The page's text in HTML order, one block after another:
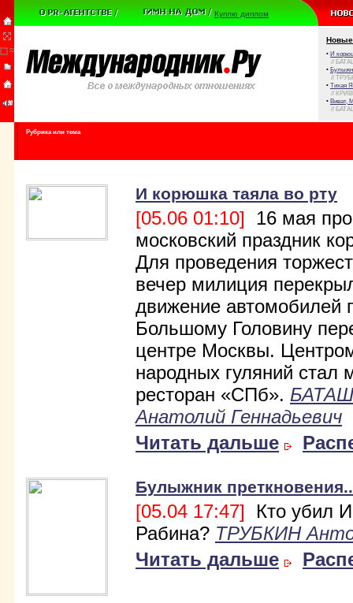
Куплю диплом
Новые
• И
//
•
//
• Тихая
//
• Виват,
//
Рубрика или тема
И корюшка таяла во рту
[05.06 01:10] 16 мая
московский праздник
Для проведения
вечер милиция
движение автомобилей
Большому Головину
центре Москвы.
народных гуляний стал
ресторан «СПб».
Анатолий Геннадьевич
Читать дальше
Булыжник
[05.04 17:47] Кто убил
Рабина? ТРУБКИН
Читать дальше